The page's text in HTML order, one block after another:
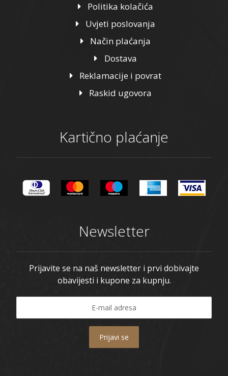
Politika kolačića
Uvjeti poslovanja
Način plaćanja
Dostava
Reklamacije i povrat
Raskid ugovora
Kartično plaćanje
Newsletter
Prijavite se na naš newsletter i prvi dobivajte
obavijesti i kupone za kupnju.
Prijavi se